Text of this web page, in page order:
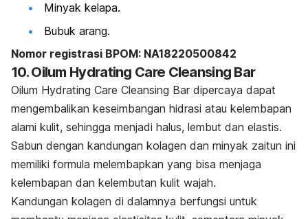
Minyak kelapa.
Bubuk arang.
Nomor registrasi BPOM: NA18220500842
10. Oilum Hydrating Care Cleansing Bar
Oilum Hydrating Care Cleansing Bar dipercaya dapat
mengembalikan keseimbangan hidrasi atau kelembapan
alami kulit, sehingga menjadi halus, lembut dan elastis.
Sabun dengan kandungan kolagen dan minyak zaitun ini
memiliki formula melembapkan yang bisa menjaga
kelembapan dan kelembutan kulit wajah.
Kandungan kolagen di dalamnya berfungsi untuk